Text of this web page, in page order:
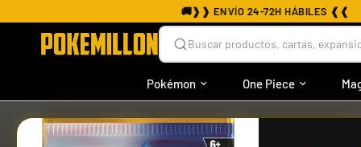
Pokémon One Piece
Buscar productos, cartas,
OTROS TCG › DESTACADOS › WEISS SCHWARZ